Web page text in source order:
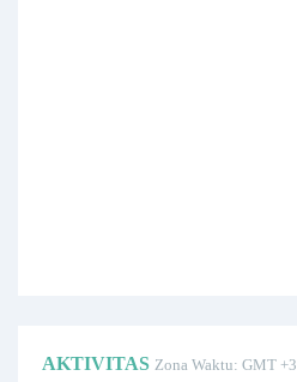
AKTIVITAS Zona Waktu: GMT +3